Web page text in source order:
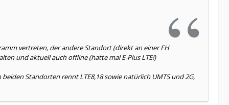
vertreten, der andere Standort (direkt an einer FH
und aktuell auch offline (hatte mal E-Plus LTE!)
Standorten rennt LTE8,18 sowie natürlich UMTS und 2G,